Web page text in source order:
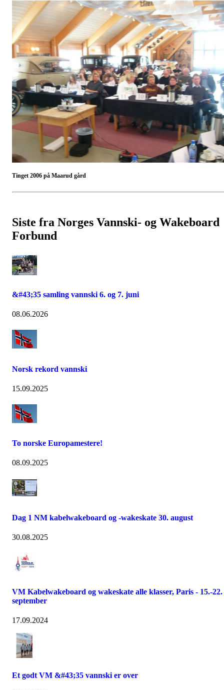
Tinget 2006 på Maarud gård
Siste fra Norges Vannski- og Wakeboard
Forbund
&#43;35 samling vannski 6. og 7. juni
08.06.2026
Norsk rekord vannski
15.09.2025
To norske Europamestere!
08.09.2025
Dag 1 NM kabelwakeboard og -wakeskate 30. august
30.08.2025
VM Kabelwakeboard og wakeskate alle klasser, Paris - 15.-22.
september
17.09.2024
Et godt VM &#43;35 vannski er over